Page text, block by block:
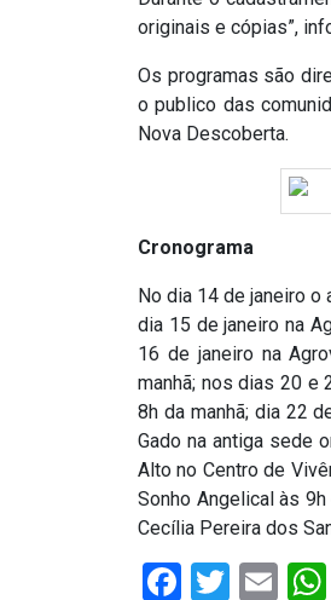
BASTIDORES
CÂMARA
GUAMARÉ
CÂMARA
MACAU
CÂMARA
originais e cópias”,
Os programas são
o publico das
Nova Descoberta.
Cronograma
No dia 14 de janeiro o
dia 15 de janeiro na
16 de janeiro na
manhã; nos dias 20 e
8h da manhã; dia 22
Gado na antiga sede
Alto no Centro de
Sonho Angelical às
Cecília Pereira dos